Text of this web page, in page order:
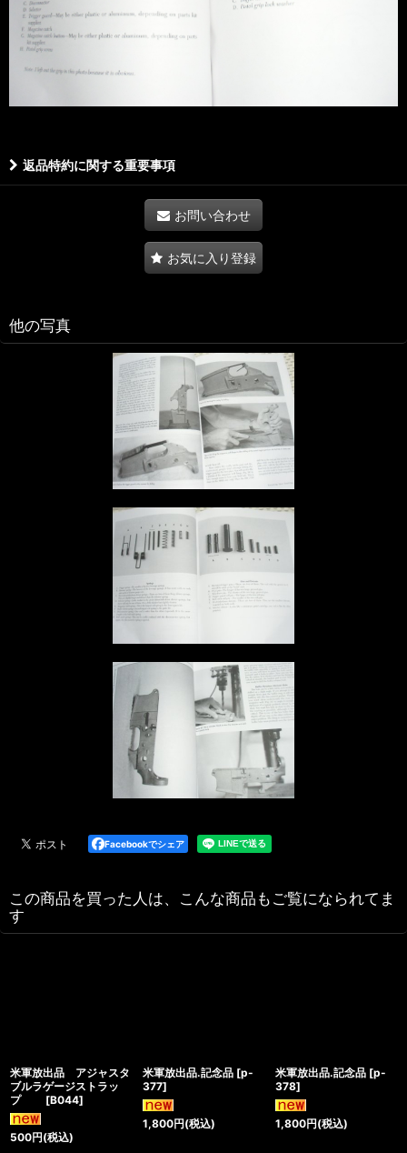
返品特約に関する重要事項
お問い合わせ
お気に入り登録
他の写真
Facebookでシェア
この商品を買った人は、こんな商品もご覧になられてま
す
米軍放出品 アジャスタ
ブルラゲージストラッ
プ
[B044]
500円(税込)
米軍放出品.記念品 [p-
377]
1,800円(税込)
米軍放出品.記念品 [p-
378]
1,800円(税込)